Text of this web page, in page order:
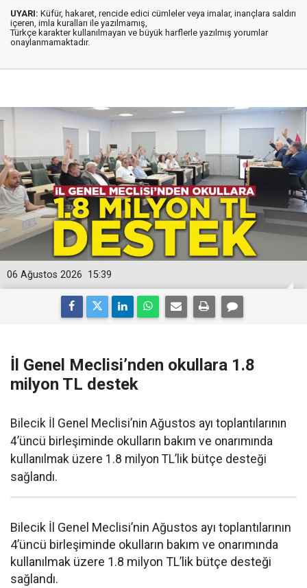
UYARI: Küfür, hakaret, rencide edici cümleler veya imalar, inançlara saldırı
içeren, imla kuralları ile yazılmamış,
Türkçe karakter kullanılmayan ve büyük harflerle yazılmış yorumlar
onaylanmamaktadır.
15:39
06 Ağustos 2026
İl Genel Meclisi’nden okullara 1.8
milyon TL destek
Bilecik İl Genel Meclisi’nin Ağustos ayı toplantılarının
4’üncü birleşiminde okulların bakım ve onarımında
kullanılmak üzere 1.8 milyon TL’lik bütçe desteği
sağlandı.
Bilecik İl Genel Meclisi’nin Ağustos ayı toplantılarının
4’üncü birleşiminde okulların bakım ve onarımında
kullanılmak üzere 1.8 milyon TL’lik bütçe desteği
sağlandı.